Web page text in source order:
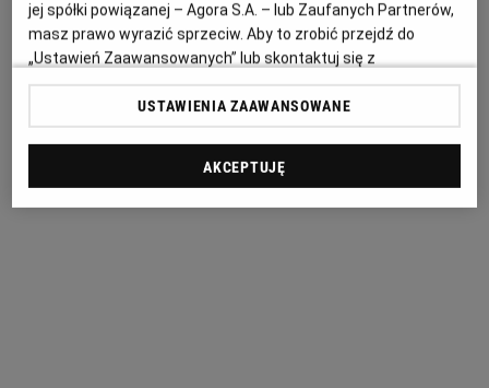
jej spółki powiązanej – Agora S.A. – lub Zaufanych Partnerów,
masz prawo wyrazić sprzeciw. Aby to zrobić przejdź do
„Ustawień Zaawansowanych” lub skontaktuj się z
administratorem – w zależności od zakresu sprzeciwu i
podmiotu, wobec którego jest kierowany. Więcej informacji
znajdziesz wPolityce Prywatności Wyborcza.pliPolityce
USTAWIENIA ZAAWANSOWANE
AKCEPTUJĘ